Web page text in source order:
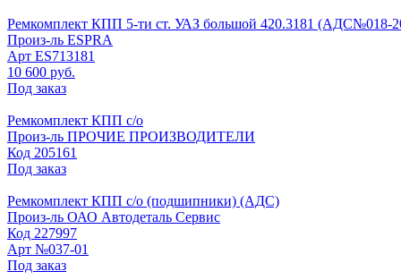
Ремкомплект КПП 5-ти ст. УАЗ большой 420.3181 (АДС№018-
Произ-ль ESPRA
Арт ES713181
10 600 руб.
Под заказ
Ремкомплект КПП с/о
Произ-ль ПРОЧИЕ ПРОИЗВОДИТЕЛИ
Код 205161
Под заказ
Ремкомплект КПП с/о (подшипники) (АДС)
Произ-ль ОАО Автодеталь Сервис
Код 227997
Арт №037-01
Под заказ